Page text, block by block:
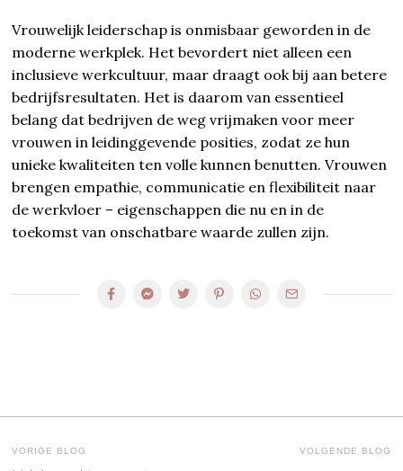
Vrouwelijk leiderschap is onmisbaar geworden in de
moderne werkplek. Het bevordert niet alleen een
inclusieve werkcultuur, maar draagt ook bij aan betere
bedrijfsresultaten. Het is daarom van essentieel
belang dat bedrijven de weg vrijmaken voor meer
vrouwen in leidinggevende posities, zodat ze hun
unieke kwaliteiten ten volle kunnen benutten. Vrouwen
brengen empathie, communicatie en flexibiliteit naar
de werkvloer – eigenschappen die nu en in de
toekomst van onschatbare waarde zullen zijn.
BERICHT
VORIGE BLOG VOLGENDE BLOG